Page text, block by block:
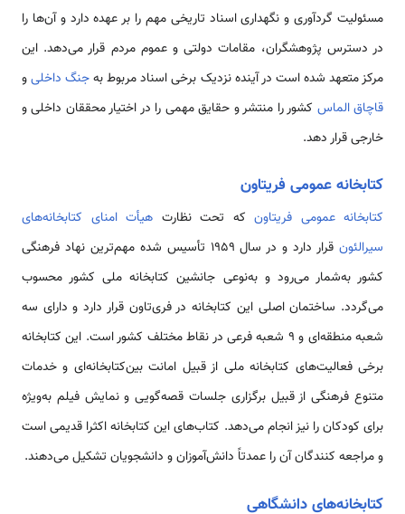
مسئولیت گردآوری و نگهداری اسناد تاریخی مهم را بر عهده دارد و آن‌ها را
در دسترس پژوهشگران، مقامات دولتی و عموم مردم قرار می‌دهد. این
مرکز متعهد شده است در آینده نزدیک برخی اسناد مربوط بهجنگ داخلیو
قاچاق الماس کشور را منتشر و حقایق مهمی را در اختیار محققان داخلی و
خارجی قرار دهد.
كتابخانه عمومی فریتاون
كتابخانه عمومی فریتاون که تحت نظارت هیأت امنای کتابخانه‌های
سیرالئون
قرار دارد و در سال 1959 تأسیس شده مهم‌ترین نهاد فرهنگی
کشور به‌شمار می‌رود و به‌نوعی جانشین کتابخانه ملی کشور محسوب
می‌گردد. ساختمان اصلی این كتابخانه در فری‌تاون قرار دارد و دارای سه
شعبه منطقه‌ای و 9 شعبه فرعی در نقاط مختلف كشور است. این كتابخانه
برخی فعالیت‌های كتابخانه ملی از قبیل امانت بین‌كتابخانه‌ای و خدمات
متنوع فرهنگی از قبیل برگزاری جلسات قصه‌گویی و نمایش فیلم به‌ویژه
برای كودكان را نیز انجام می‌دهد. کتاب‌های این کتابخانه اکثرا قدیمی است
و مراجعه کنندگان آن را عمدتاً دانش‌آموزان و دانشجویان تشکیل می‌دهند.
كتابخانه‌های دانشگاهی